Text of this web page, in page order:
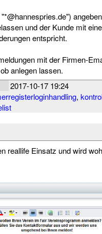
und der Kunde mit
entspricht.
mit der Firmen-
anlegen lassen.
2017-10-17 19:24
,
reallife Einsatz und wird